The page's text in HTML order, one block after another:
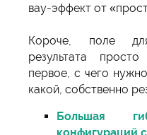
вау-эффект от
Короче, поле
результата
первое, с чего
какой, собственно
Большая
конфигураций